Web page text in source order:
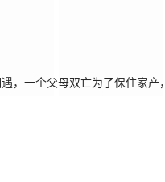
，一个父母双亡为了保住家产，